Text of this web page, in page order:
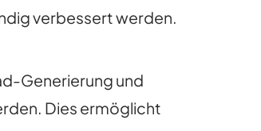
verbessert werden.
Generierung und
Dies ermöglicht